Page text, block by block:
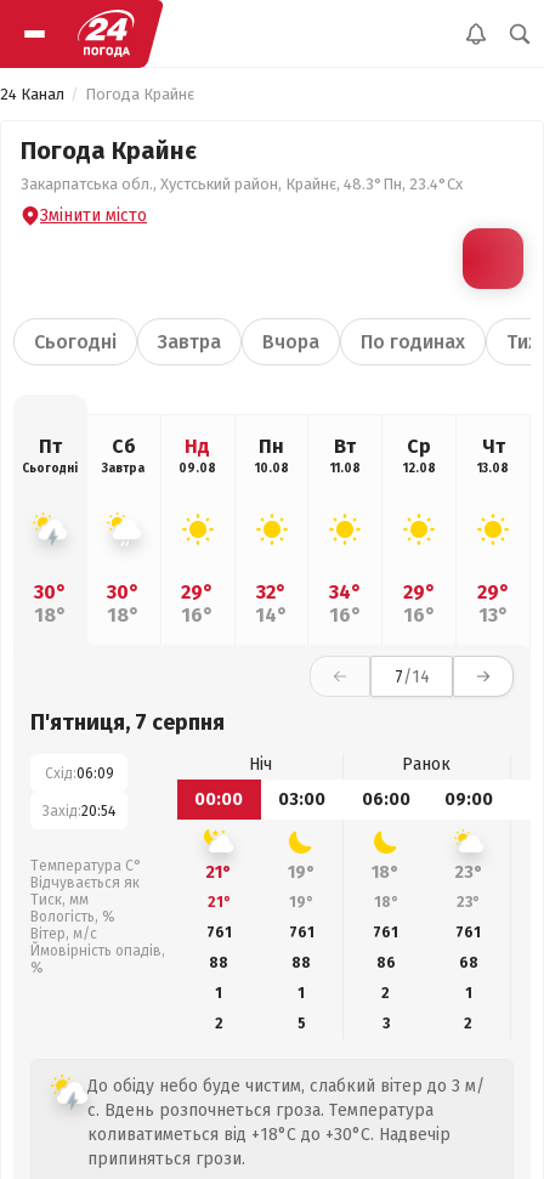
24 Канал Погода Крайнє
Погода Крайнє
Закарпатська обл., Хустський район, Крайнє, 48.3°Пн, 23.4°Сх
Змінити місто
Сьогодні Завтра Вчора По годинах
Пт
Сьогодні
30°
18°
Сб
Завтра
30°
18°
Нд
09.08
29°
16°
Пн
10.08
32°
14°
Вт
11.08
34°
16°
Ср
12.08
29°
16°
Чт
13.08
29°
13°
7/14
П'ятниця, 7 серпня
Схід:06:09
Захід:20:54
Температура С°
Відчувається як
Тиск, мм
Вологість, %
Вітер, м/с
Ймовірність опадів,
%
Ніч
Ранок
00:00
03:00 06:00 09:00
21° 19° 18° 23°
21° 19° 18° 23°
761
761 761 761
88
88 86 68
1
1 2
1
2
5 3 2
До обіду небо буде чистим, слабкий вітер до 3 м/
с. Вдень розпочнеться гроза. Температура
коливатиметься від +18°C до +30°C. Надвечір
припиняться грози.